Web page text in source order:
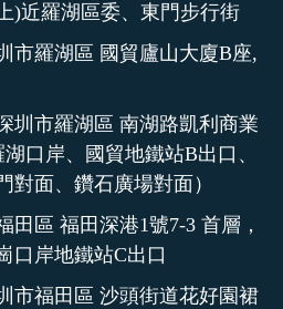
)近羅湖區委、東門步行街
市羅湖區 國貿廬山大廈B座,
圳市羅湖區 南湖路凱利商業
口岸、國貿地鐵站B出口、
對面、鑽石廣場對面）
田區 福田深港1號7-3 首層，
口岸地鐵站C出口
市福田區 沙頭街道花好園裙